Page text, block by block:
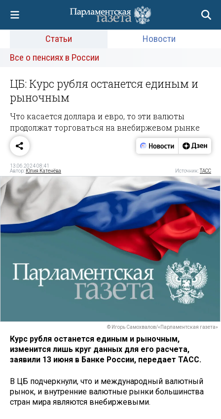
Статьи
Новости
Все о пенсиях в России
ЦБ: Курс рубля останется единым и
рыночным
Что касается доллара и евро, то эти валюты
продолжат торговаться на внебиржевом рынке
13.06.2024 08:41
Автор: Юлия Катенёва Источник:ТАСС
© Игорь Самохвалов/«Парламентская газета»
Курс рубля останется единым и рыночным,
изменится лишь круг данных для его расчета,
заявили 13 июня в Банке России, передает ТАСС.
В ЦБ подчеркнули, что и международный валютный
рынок, и внутренние валютные рынки большинства
стран мира являются внебиржевыми.